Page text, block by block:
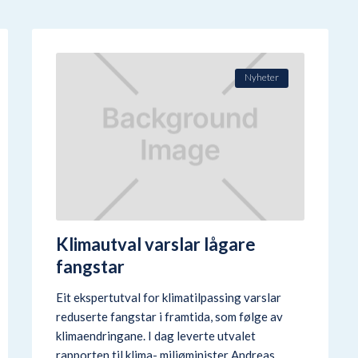
Nyheter
Klimautval varslar lågare
fangstar
Eit ekspertutval for klimatilpassing varslar
reduserte fangstar i framtida, som følge av
klimaendringane. I dag leverte utvalet
rapporten til klima- miljøminister Andreas